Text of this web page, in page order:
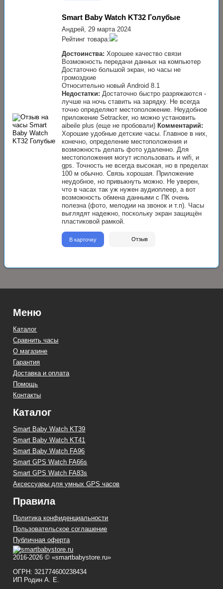
Smart Baby Watch KT32 Голубые
Андрей, 29 марта 2024
Рейтинг товара:
Достоинства: Хорошее качество связи
Возможность передачи данных на компьютер
Достаточно большой экран, но часы не
громоздкие
Относительно новый Android 8.1
Недостатки: Достаточно быстро разряжаются -
лучше на ночь ставить на зарядку. Не всегда
точно определяют местоположение. Неудобное
приложение Setracker, но можно установить
aibeile plus (еще не пробовали) Комментарий:
Хорошие удобные детские часы. Главное в них,
конечно, определение местоположения и
возможность делать фото удаленно. Для
местоположения могут использовать и wifi, и
gps. Точность не всегда высокая, но в пределах
100 м обычно. Связь хорошая. Приложение
неудобное, но привыкнуть можно. Не уверен,
что в часах так уж нужен аудиоплеер, а вот
возможность обмена данными с ПК очень
полезна (фото, мелодии на звонок и т.п). Часы
выглядят надежно, поскольку экран защищён
пластиковой рамкой.
В карточку Отзыв
Меню
Каталог
Сравнить часы
О магазине
Гарантия
Доставка и оплата
Помощь
Контакты
Каталог
Smart Baby Watch KT39
Smart Baby Watch KT41
Smart Baby Watch FA96
Smart GPS Watch FA66s
Smart GPS Watch FA83s
Аксессуары для умных GPS часов
Правила
Политика конфиденциальности
Пользовательское соглашение
Публичная оферта
2016-2026 © «smartbabystore.ru»
ОГРН: 321774600238434
ИП Родин А. Е.